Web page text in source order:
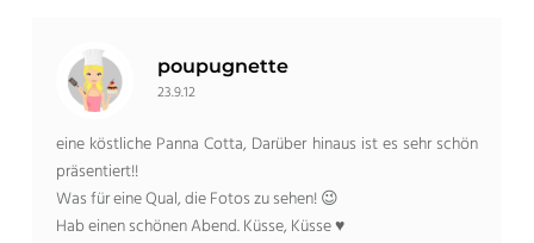
poupugnette
23.9.12
eine köstliche Panna Cotta, Darüber hinaus ist es sehr schön
präsentiert!!
Was für eine Qual, die Fotos zu sehen! 😉
Hab einen schönen Abend. Küsse, Küsse ♥